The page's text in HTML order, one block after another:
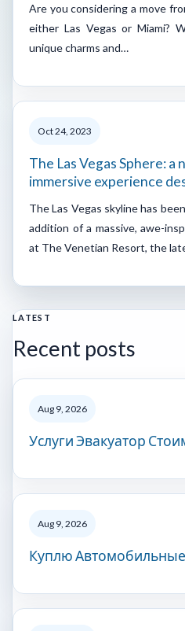
Are you considering a move
either Las Vegas or Miami?
unique charms and…
Oct 24, 2023
The Las Vegas Sphere: a
immersive experience
The Las Vegas skyline has
addition of a massive, awe-
at The Venetian Resort, the
LATEST
Recent posts
Aug 9, 2026
Услуги Эвакуатор
Aug 9, 2026
Куплю